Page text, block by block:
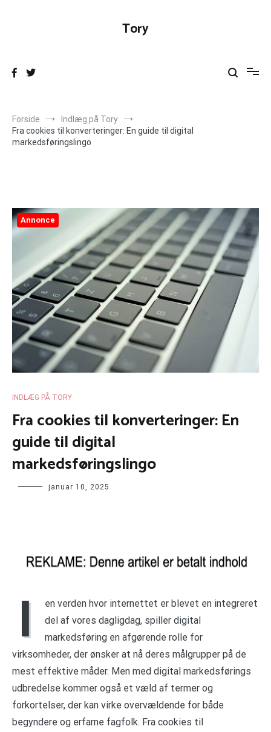
Tory
Forside
Indlæg på Tory
Fra cookies til konverteringer: En guide til digital
markedsføringslingo
Annonce
INDLÆG PÅ TORY
Fra cookies til konverteringer: En
guide til digital
markedsføringslingo
januar 10, 2025
I
en verden hvor internettet er blevet en integreret
del af vores dagligdag, spiller digital
markedsføring en afgørende rolle for
virksomheder, der ønsker at nå deres målgrupper på de
mest effektive måder. Men med digital markedsførings
udbredelse kommer også et væld af termer og
forkortelser, der kan virke overvældende for både
begyndere og erfarne fagfolk. Fra cookies til